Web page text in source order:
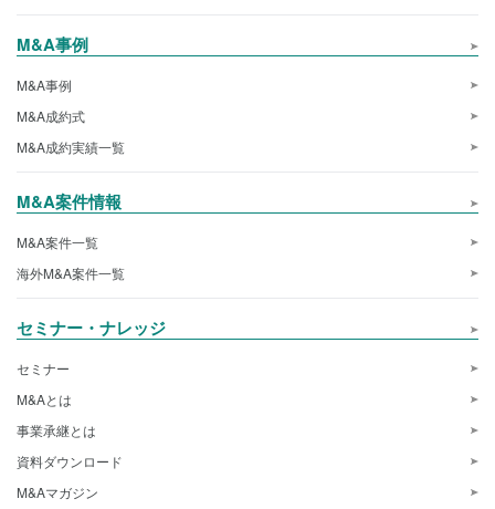
M&A事例
M&A事例
M&A成約式
M&A成約実績一覧
M&A案件情報
M&A案件一覧
海外M&A案件一覧
セミナー・ナレッジ
セミナー
M&Aとは
事業承継とは
資料ダウンロード
M&Aマガジン